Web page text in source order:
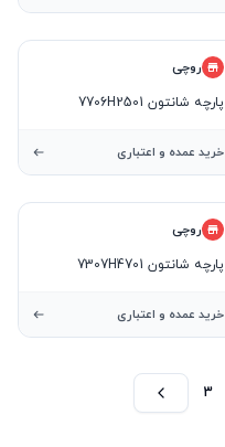
روچی
پارچه شانتون 7706H2501
خرید عمده و اعتباری
روچی
پارچه شانتون 7307H4701
خرید عمده و اعتباری
3